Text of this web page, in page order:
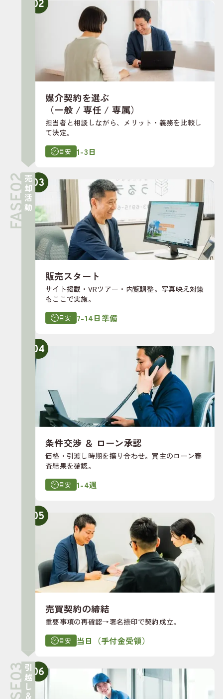
02
媒介契約を選ぶ
（一般 / 専任 / 専属）
担当者と相談しながら、メリット・義務を比較し
て決定。
目安 1-3日
売却活動 03
販売スタート
サイト掲載・VRツアー・内覧調整。写真映え対策
もここで実施。
目安 7-14日準備
04
条件交渉 ＆ ローン承認
価格・引渡し時期を擦り合わせ。買主のローン審
査結果を確認。
目安 1-4週
05
売買契約の締結
重要事項の再確認→署名捺印で契約成立。
目安 当日（手付金受領）
06